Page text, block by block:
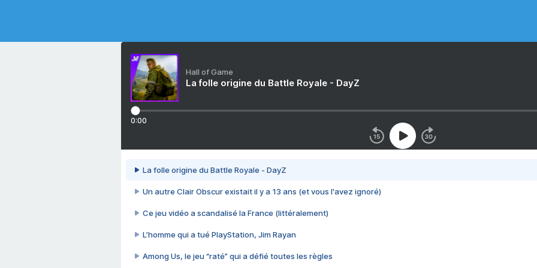
Hall of Game
La folle origine du Battle Royale - DayZ
0:00
La folle origine du Battle Royale - DayZ
Un autre Clair Obscur existait il y a 13 ans (et vous l'avez ignoré)
Ce jeu vidéo a scandalisé la France (littéralement)
L’homme qui a tué PlayStation, Jim Rayan
Among Us, le jeu “raté” qui a défié toutes les règles